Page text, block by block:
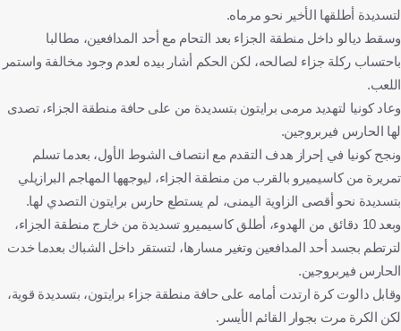
لتسديدة أطلقها الأخير نحو مرماه.
وسقط ديالو داخل منطقة الجزاء بعد التحام مع أحد المدافعين، مطالبا
باحتساب ركلة جزاء لصالحه، لكن الحكم أشار بيده لعدم وجود مخالفة واستمر
اللعب.
وعاد كونيا لتهديد مرمى برايتون بتسديدة من على حافة منطقة الجزاء، تصدى
لها الحارس فيربروجين.
ونجح كونيا في إحراز هدف التقدم مع انتصاف الشوط الأول، بعدما تسلم
تمريرة من كاسيميرو بالقرب من منطقة الجزاء، ليوجهها المهاجم البرازيلي
بتسديدة نحو أقصى الزاوية اليمنى، لم يستطع حارس برايتون التصدي لها.
وبعد 10 دقائق من الهدوء، أطلق كاسيميرو تسديدة من خارج منطقة الجزاء،
لترتطم بجسد أحد المدافعين وتغير مسارها، لتستقر داخل الشباك بعدما خدت
الحارس فيربروجين.
وقابل دالوت كرة ارتدت أمامه على حافة منطقة جزاء برايتون، بتسديدة قوية،
لكن الكرة مرت بجوار القائم الأيسر.